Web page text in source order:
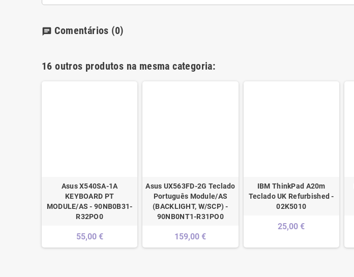
chat Comentários (0)
16 outros produtos na mesma categoria:
Asus X540SA-1A
KEYBOARD PT
MODULE/AS - 90NB0B31-
R32PO0
55,00 €
Asus UX563FD-2G Teclado
Português Module/AS
(BACKLIGHT, W/SCP) -
90NB0NT1-R31PO0
159,00 €
IBM ThinkPad A20m
Teclado UK Refurbished -
02K5010
25,00 €